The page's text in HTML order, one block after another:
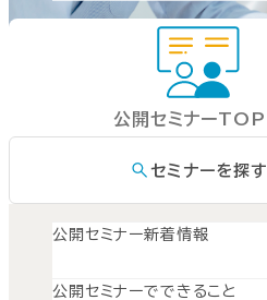
公開セミナーTOP
セミナーを探す
公開セミナー新着情報
公開セミナーでできること